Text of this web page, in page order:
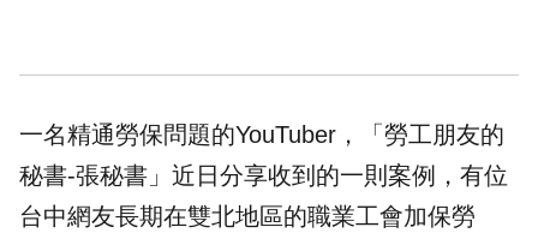
一名精通勞保問題的YouTuber，「勞工朋友的
秘書-張秘書」近日分享收到的一則案例，有位
台中網友長期在雙北地區的職業工會加保勞